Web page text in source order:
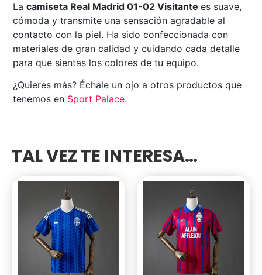
Lacamiseta Real Madrid 01-02 Visitante es suave,
cómoda y transmite una sensación agradable al
contacto con la piel. Ha sido confeccionada con
materiales de gran calidad y cuidando cada detalle
para que sientas los colores de tu equipo.
¿Quieres más? Échale un ojo a otros productos que
tenemos en Sport Palace.
TAL VEZ TE INTERESA…